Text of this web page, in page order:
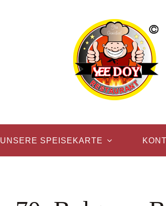
UNSERE SPEISEKARTE